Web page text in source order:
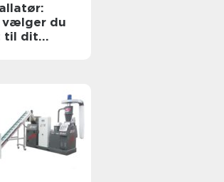
vælger du
til dit